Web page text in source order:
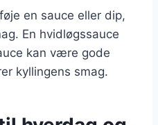
en sauce eller dip,
En hvidløgssauce
kan være gode
kyllingens smag.